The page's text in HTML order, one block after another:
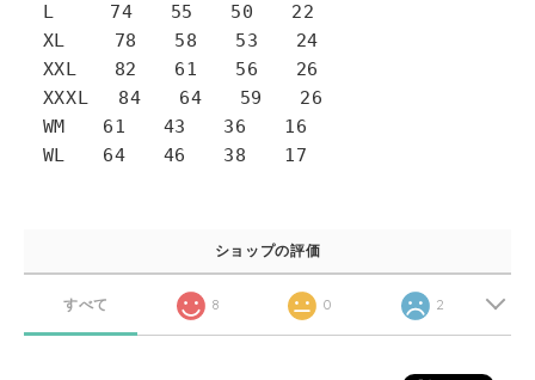
L 74 55 50 22
XL 78 58 53 24
XXL 82 61 56 26
XXXL 84 64 59 26
WM 61 43 36 16
WL 64 46 38 17
ショップの評価
すべて 8 0 2